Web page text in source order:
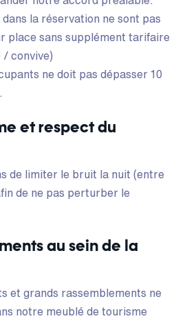
dans la réservation ne sont pas
place sans supplément tarifaire
/ convive)
ne doit pas dépasser 10
et respect du
de limiter le bruit la nuit (entre
de ne pas perturber le
au sein de la
et grands rassemblements ne
notre meublé de tourisme